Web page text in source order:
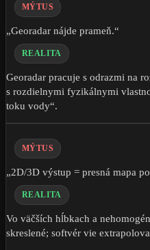
MÝTUS
„Georadar nájde prameň.“
REALITA
Georadar pracuje s odrazmi na
s rozdielnymi fyzikálnymi
toku vody“.
MÝTUS
„2D/3D výstup = presná mapa
REALITA
Vo väčších hĺbkach a
skreslené; softvér vie